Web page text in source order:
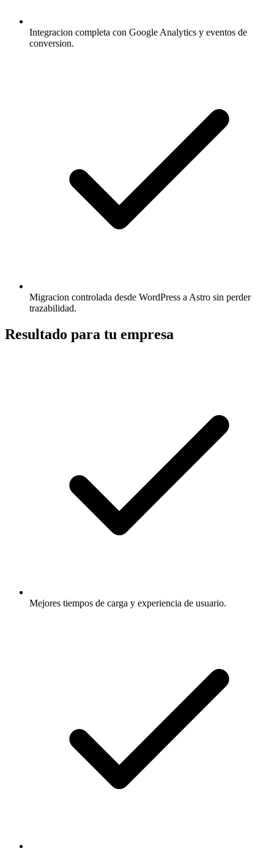
Integracion completa con Google Analytics y eventos de
conversion.
Migracion controlada desde WordPress a Astro sin perder
trazabilidad.
Resultado para tu empresa
Mejores tiempos de carga y experiencia de usuario.